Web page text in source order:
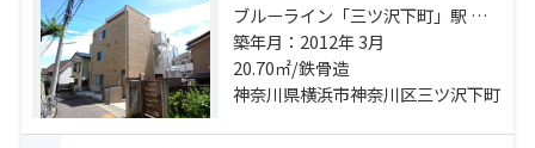
ブルーライン「三ツ沢下町」駅 徒
歩3分 東急東横線「反町」駅 徒歩
13分 ブルーライン「三ツ沢上町」
駅 徒歩13分
築年月：2012年 3月
20.70㎡/鉄骨造
神奈川県横浜市神奈川区三ツ沢下町